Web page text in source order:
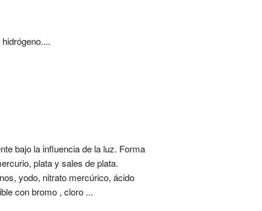
bajo la influencia de la luz. Forma
plata y sales de plata.
yodo, nitrato mercúrico, ácido
con bromo , cloro ...